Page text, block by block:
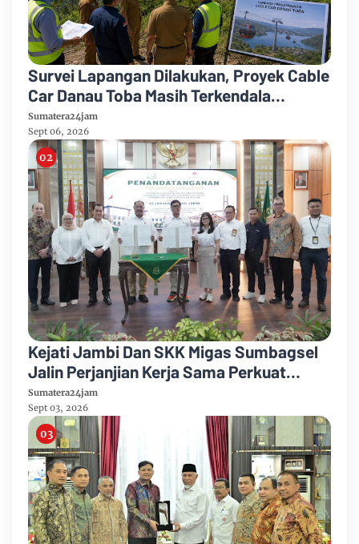
Survei Lapangan Dilakukan, Proyek Cable
Car Danau Toba Masih Terkendala
Pembebasan BPHTB di Sebagian Lahan
Sumatera24jam
Sept 06, 2026
Kejati Jambi Dan SKK Migas Sumbagsel
Jalin Perjanjian Kerja Sama Perkuat
Kepastian Hukum
Sumatera24jam
Sept 03, 2026